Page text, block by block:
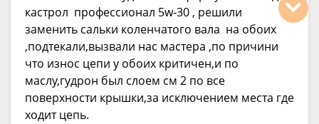
кастрол профессионал 5w-30 , решили
заменить сальки коленчатого вала на обоих
,подтекали,вызвали нас мастера ,по причини
что износ цепи у обоих критичен,и по
маслу,гудрон был слоем см 2 по все
поверхности крышки,за исключением места где
ходит цепь.